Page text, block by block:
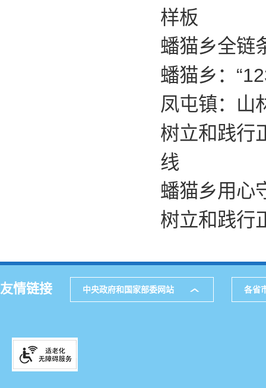
样板
蟠猫乡全链
蟠猫乡：
凤屯镇：山
树立和践行
线
蟠猫乡用心
树立和践行
友情链接 中央政府和国家部委网站 各省